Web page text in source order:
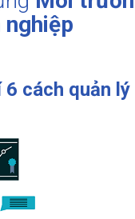
cách quản lý